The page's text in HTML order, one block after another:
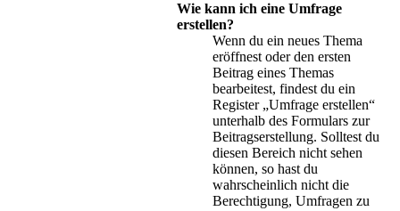
Wie kann ich eine Umfrage
erstellen?
Wenn du ein neues Thema
eröffnest oder den ersten
Beitrag eines Themas
bearbeitest, findest du ein
Register „Umfrage erstellen“
unterhalb des Formulars zur
Beitragserstellung. Solltest du
diesen Bereich nicht sehen
können, so hast du
wahrscheinlich nicht die
Berechtigung, Umfragen zu